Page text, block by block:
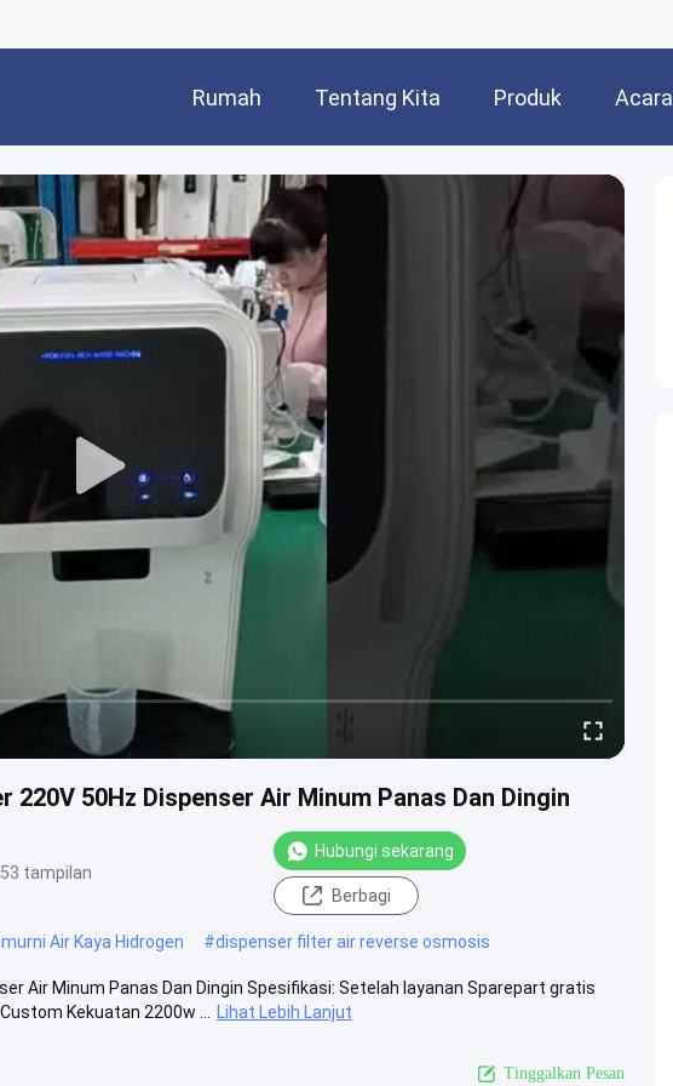
Rumah Tentang Kita Produk Acara
50Hz Dispenser Air Minum Panas Dan Dingin
tampilan
Hubungi sekarang
Berbagi
Air Kaya Hidrogen #dispenser filter air reverse osmosis
Air Minum Panas Dan Dingin Spesifikasi: Setelah layanan Sparepart gratis
Kekuatan 2200w ...
Lihat Lebih Lanjut
Tinggalkan Pesan